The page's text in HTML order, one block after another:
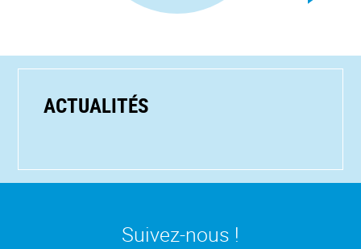
ACTUALITÉS
Suivez-nous !